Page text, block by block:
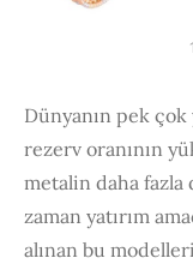
Dünyanın pek
rezerv oranının
metalin daha fazla
zaman yatırım
alınan bu